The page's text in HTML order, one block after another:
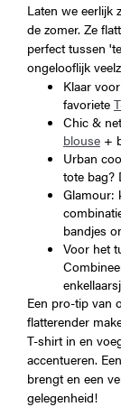
Laten we eerlijk
de zomer. Ze
perfect tussen
ongelooflijk
Klaar
favoriete
Chic &
blouse +
Urban
tote bag?
Glamour:
bandjes
Voor het
Een pro-tip van
flatterender
T-shirt in en
accentueren.
brengt en een
gelegenheid!